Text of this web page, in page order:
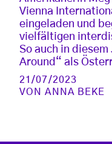
Vienna
eingeladen und
vielfältigen
So auch in
Around“ als
21/07/2023
VONANNA BEKE